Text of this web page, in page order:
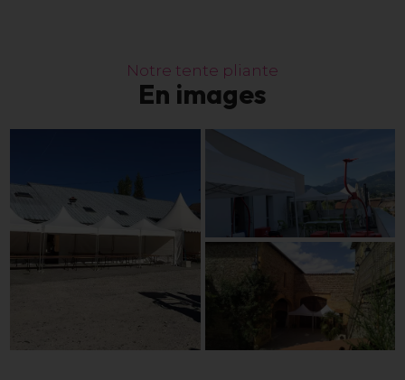
Notre tente p ia nte
En images